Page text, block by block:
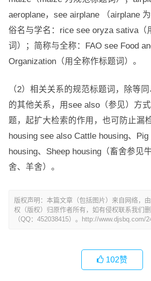
aeroplane，see airplane （airplane
俗名与学名：rice see oryza sativa（
词）；简称与全称：FAO see Food
Organization（用全称作标题词）。
（2）相关关系的规范标题词，除等
的其他关系，用see also（参见）方
题，起扩大检索的作用，也可防止漏
housing see also Cattle housing、
housing、Sheep housing（畜舍参见
舍、羊舍）。
版权声明：本篇文章（包括图片）来自网络，
权（版权）归原作者所有，如有侵权联系我们
（QQ：452038415）。http://www.djsbq.com/
102赞